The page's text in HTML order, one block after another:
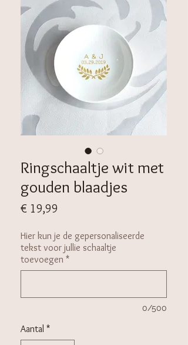
Ringschaaltje wit met
gouden blaadjes
€ 19,99
Hier kun je de gepersonaliseerde
tekst voor jullie schaaltje
toevoegen *
0/500
Aantal *